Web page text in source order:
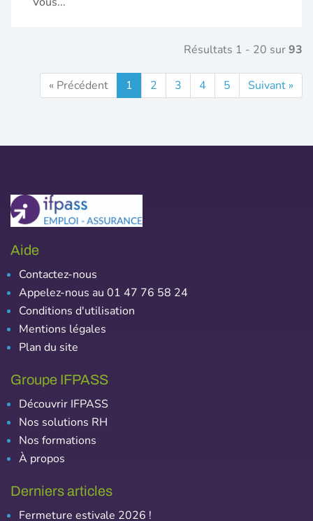
Résultats 1 - 20 sur93
« Précédent 1 2 3 4 5 Suivant »
Aide
Contactez-nous
Appelez-nous au 01 47 76 58 24
Conditions d'utilisation
Mentions légales
Plan du site
Groupe IFPASS
Découvrir IFPASS
Nos solutions RH
Nos formations
À propos
Derniers articles
Fermeture estivale 2026 !